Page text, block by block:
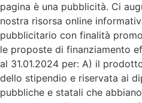
pagina è una pubblicità. Ci
nostra risorsa online
pubblicitario con finalità
le proposte di finanziamento
al 31.01.2024 per: A) il
dello stipendio e riservata ai
pubbliche e statali che